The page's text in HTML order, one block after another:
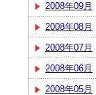
2008年09月
2008年08月
2008年07月
2008年06月
2008年05月